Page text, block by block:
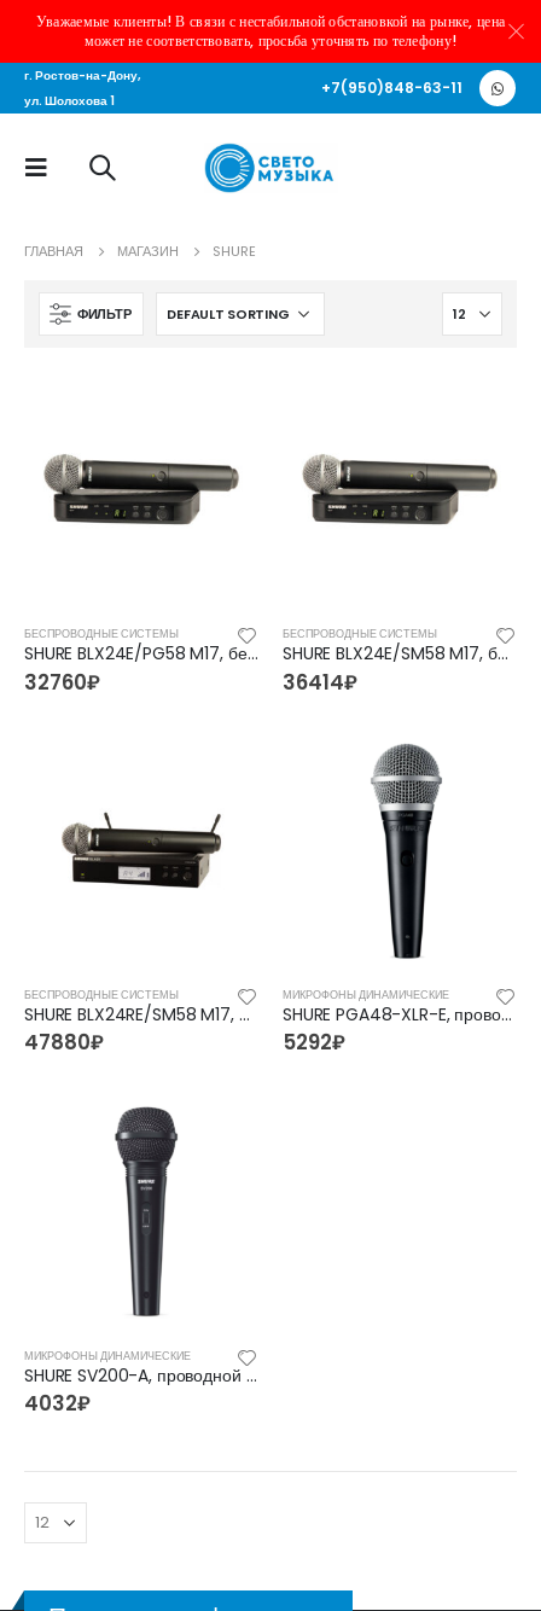
Уважаемые клиенты! В связи с нестабильной обстановкой на рынке, цена
может не соответствовать, просьба уточнять по телефону!
г. Ростов-на-Дону,
ул. Шолохова 1
+7(950)848-63-11
ГЛАВНАЯ МАГАЗИН SHURE
ФИЛЬТР
БЕСПРОВОДНЫЕ СИСТЕМЫ
SHURE BLX24E/PG58 M17, беспроводные аудиосистемы
32760₽
БЕСПРОВОДНЫЕ СИСТЕМЫ
SHURE BLX24E/SM58 M17, беспроводные аудиосистемы
36414₽
БЕСПРОВОДНЫЕ СИСТЕМЫ
SHURE BLX24RE/SM58 M17, беспроводные аудиосистемы
47880₽
МИКРОФОНЫ ДИНАМИЧЕСКИЕ
SHURE PGA48-XLR-E, проводной микрофон
5292₽
МИКРОФОНЫ ДИНАМИЧЕСКИЕ
SHURE SV200-A, проводной микрофон
4032₽
4700₽ 3500 ₽
5400₽ 4500
6300 5400
4700 ₽ 3500₽